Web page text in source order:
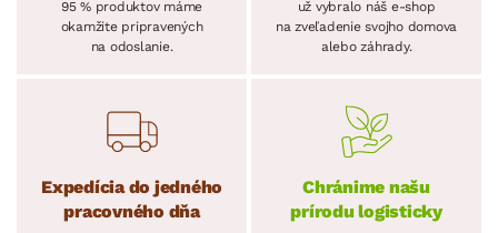
95 % produktov máme
okamžite pripravených
na odoslanie.
už vybralo náš e-shop
na zveľadenie svojho domova
alebo záhrady.
Expedícia do jedného
pracovného dňa
Chránime našu
prírodu logisticky